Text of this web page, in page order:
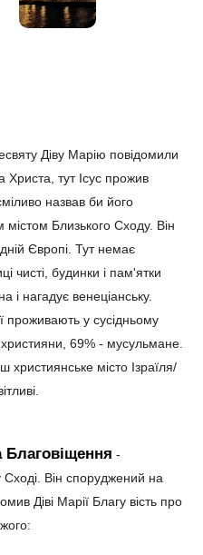
Діву Марію повідомили
тут Ісус прожив
назвав би його
Близького Сходу. Він
Європі. Тут немає
чисті, будинки і пам'ятки
і нагадує венеціанську.
у сусідньому
69% - мусульмане.
місто Ізраїля/
Благовіщення -
Він споруджений на
Діві Марії Благу вість про